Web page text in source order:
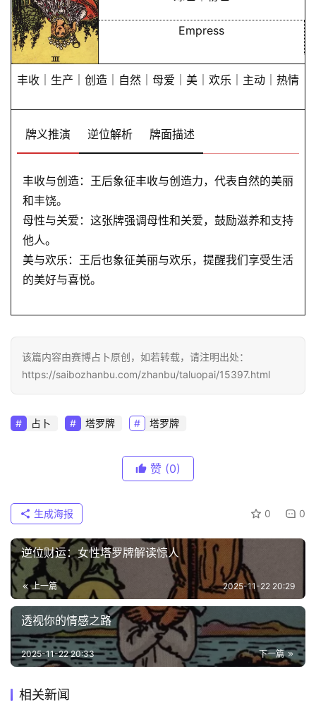
Empress
丰收｜生产｜创造｜自然｜母爱｜美｜欢乐｜主动｜热情
牌义推演 逆位解析 牌面描述
丰收与创造：王后象征丰收与创造力，代表自然的美丽
和丰饶。
母性与关爱：这张牌强调母性和关爱，鼓励滋养和支持
他人。
美与欢乐：王后也象征美丽与欢乐，提醒我们享受生活
的美好与喜悦。
该篇内容由赛博占卜原创，如若转载，请注明出处：
https://saibozhanbu.com/zhanbu/taluopai/15397.html
占卜 塔罗牌 塔罗牌
赞 (0)
0 0
生成海报
逆位财运：女性塔罗牌解读惊人
上一篇 2025-11-22 20:29
透视你的情感之路
下一篇
2025-11-22 20:33
相关新闻